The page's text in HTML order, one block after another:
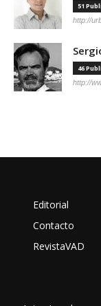
51
http://
46
http://
Editorial
Contacto
RevistaVAD